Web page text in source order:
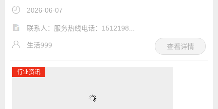
押贷款2026-06-07
联系人：服务热线电话：1512198...
生活999 查看详情
行业资讯